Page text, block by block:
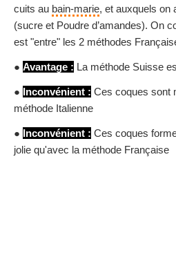
cuits au bain-marie, et auxquels on
(sucre et Poudre d’amandes). On
est "entre" les 2 méthodes
● Avantage : La méthode Suisse
● Inconvénient : Ces coques sont
méthode Italienne
● Inconvénient : Ces coques
jolie qu'avec la méthode Française